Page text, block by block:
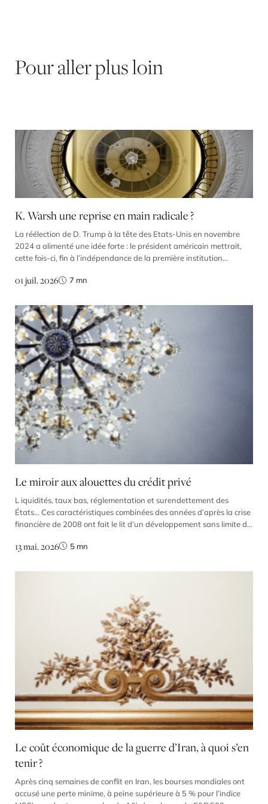
Pourallerplusloin
K. Warsh une reprise en main radicale ?
La réélection de D. Trump à la tête des Etats-Unis en novembre
2024 a alimenté une idée forte : le président américain mettrait,
cette fois-ci, fin à l’indépendance de la première institution
la Fed et ses attaques répétées contre plusieurs de ses membres
01 juil. 2026 7 mn
Le miroir aux alouettes du crédit privé
L iquidités, taux bas, réglementation et surendettement des
États… Ces caractéristiques combinées des années d’après la crise
financière de 2008 ont fait le lit d’un développement sans limite du
réglementation trop stricte empêche les banques de financer les
13 mai. 2026 5 mn
Le coût économique de la guerre d’Iran, à quoi s’en
tenir ?
Après cinq semaines de conflit en Iran, les bourses mondiales ont
accusé une perte minime, à peine supérieure à 5 % pour l’indice